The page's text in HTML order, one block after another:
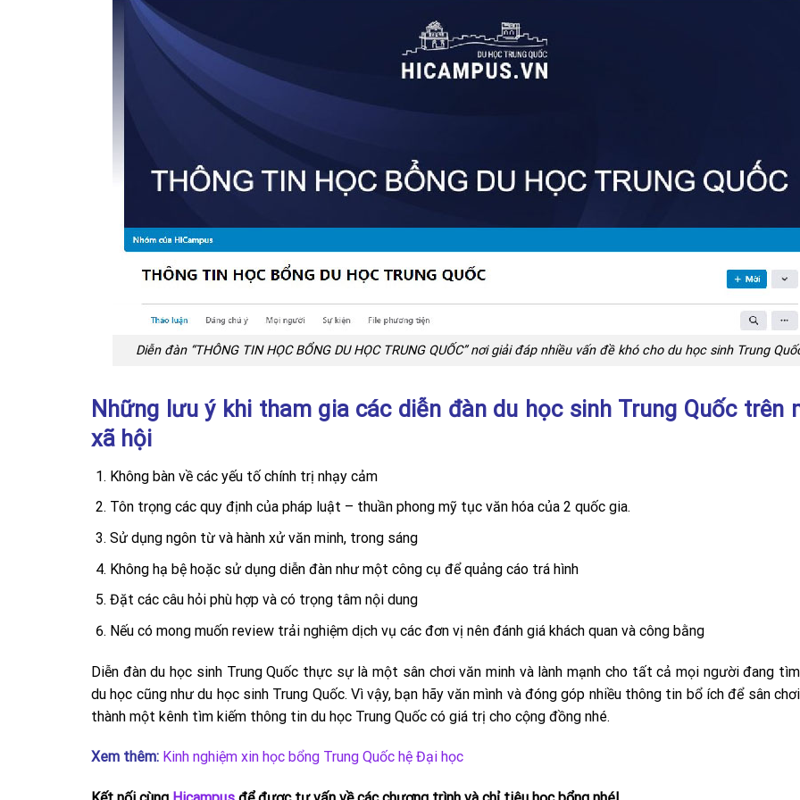
Diễn đàn “THÔNG TIN HỌC BỔNG DU HỌC TRUNG QUỐC” nơi giải đáp nhiều vấn đề khó cho du học sinh Trung
Những lưu ý khi tham gia các diễn đàn du học sinh Trung Quốc trên
xã hội
Không bàn về các yếu tố chính trị nhạy cảm
Tôn trọng các quy định của pháp luật – thuần phong mỹ tục văn hóa của 2 quốc gia.
Sử dụng ngôn từ và hành xử văn minh, trong sáng
Không hạ bệ hoặc sử dụng diễn đàn như một công cụ để quảng cáo trá hình
Đặt các câu hỏi phù hợp và có trọng tâm nội dung
Nếu có mong muốn review trải nghiệm dịch vụ các đơn vị nên đánh giá khách quan và công bằng
Diễn đàn du học sinh Trung Quốc thực sự là một sân chơi văn minh và lành mạnh cho tất cả mọi người đang
du học cũng như du học sinh Trung Quốc. Vì vậy, bạn hãy văn mình và đóng góp nhiều thông tin bổ ích để sân
thành một kênh tìm kiếm thông tin du học Trung Quốc có giá trị cho cộng đồng nhé.
Xem thêm: Kinh nghiệm xin học bổng Trung Quốc hệ Đại học